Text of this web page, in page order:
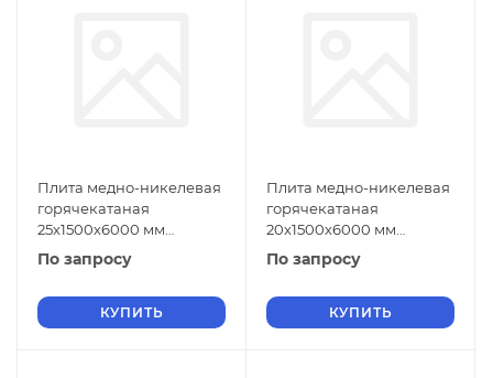
Плита медно-никелевая
горячекатаная
25х1500х6000 мм
МНЖМц30-1-1 ГОСТ 492-
По запросу
КУПИТЬ
Плита медно-никелевая
горячекатаная
20х1500х6000 мм
МНЖМц30-1-1 ГОСТ 492-
По запросу
КУПИТЬ